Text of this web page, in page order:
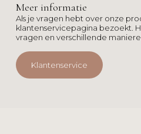
Meer informatie
Als je vragen hebt over onze
klantenservicepagina bezoekt.
vragen en verschillende
Klantenservice